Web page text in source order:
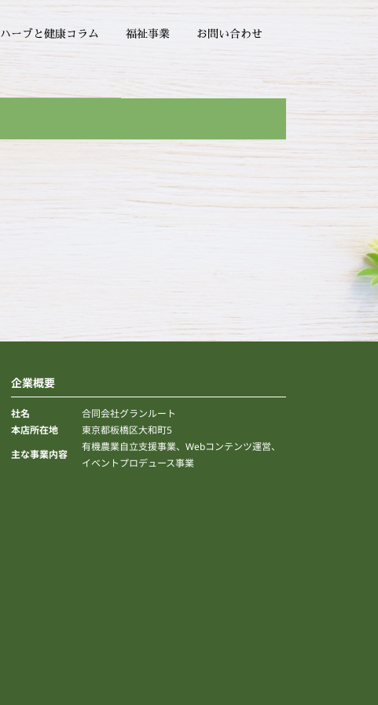
ハーブと健康コラム 福祉事業 お問い合わせ
企業概要
社名 合同会社グランルート
本店所在地 東京都板橋区大和町5
主な事業内容
有機農業自立支援事業、Webコンテンツ運営、
イベントプロデュース事業